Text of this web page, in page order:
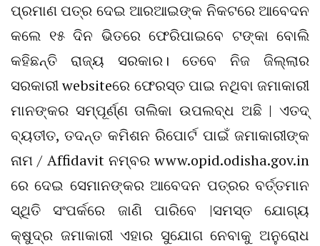
ପ୍ରମାଣ ପତ୍ର ଦେଇ ଆରଆଇଙ୍କ ନିକଟରେ ଆବେଦନ
କଲେ ୧୫ ଦିନ ଭିତରେ ଫେରିପାଇବେ ଟଙ୍କା ବୋଲି
କହିଛନ୍ତି ରାଜ୍ୟ ସରକାର। ତେବେ ନିଜ ଜିଲ୍ଲାର
ସରକାରୀ websiteରେ ଫେରସ୍ତ ପାଇ ନଥିବା ଜମାକାରୀ
ମାନଙ୍କର ସମ୍ପୂର୍ଣ୍ଣ ତାଲିକା ଉପଲବ୍ଧ ଅଛି | ଏତଦ୍
ବ୍ୟତୀତ, ତଦନ୍ତ କମିଶନ ରିପୋର୍ଟ ପାଇଁ ଜମାକାରୀଙ୍କ
ନାମ / Affidavit ନମ୍ବର www.opid.odisha.gov.in
ରେ ଦେଇ ସେମାନଙ୍କର ଆବେଦନ ପତ୍ରର ବର୍ତ୍ତମାନ
ସ୍ଥିତି ସଂପର୍କରେ ଜାଣି ପାରିବେ |ସମସ୍ତ ଯୋଗ୍ୟ
କ୍ଷୁଦ୍ର ଜମାକାରୀ ଏହାର ସୁଯୋଗ ନେବାକୁ ଅନୁରୋଧ